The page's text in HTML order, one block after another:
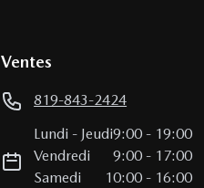
Ventes
819-843-2424
Lundi - Jeudi9:00 - 19:00
Vendredi
9:00 - 17:00
Samedi
10:00 - 16:00